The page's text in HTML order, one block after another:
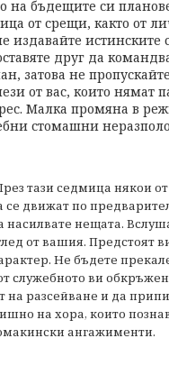
на бъдещите си
от срещи, както от
издавайте
друг да
затова не
от вас, които нямат
Малка промяна в
стомашни
тази седмица някои
се движат по
нещата.
от вашия. Предстоят
Не бъдете
служебното ви
на разсейване и да
на хора, които
ангажименти.